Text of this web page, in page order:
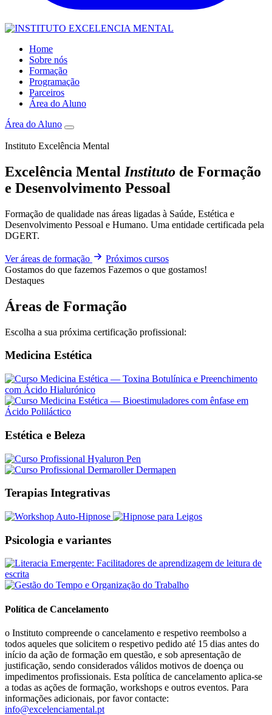
Home
Sobre nós
Formação
Programação
Parceiros
Área do Aluno
Área do Aluno
Instituto Excelência Mental
Excelência Mental Instituto de Formação
e Desenvolvimento Pessoal
Formação de qualidade nas áreas ligadas à Saúde, Estética e
Desenvolvimento Pessoal e Humano. Uma entidade certificada pela
DGERT.
Ver áreas de formação
Próximos cursos
Gostamos do que fazemos Fazemos o que gostamos!
Destaques
Áreas de Formação
Escolha a sua próxima certificação profissional:
Medicina Estética
Estética e Beleza
Terapias Integrativas
Psicologia e variantes
Política de Cancelamento
o Instituto compreende o cancelamento e respetivo reembolso a
todos aqueles que solicitem o respetivo pedido até 15 dias antes do
início da ação de formação em questão, e sob apresentação de
justificação, sendo considerados válidos motivos de doença ou
impedimentos profissionais. Esta política de cancelamento aplica-se
a todas as ações de formação, workshops e outros eventos. Para
informações adicionais, por favor contacte:
info@excelenciamental.pt